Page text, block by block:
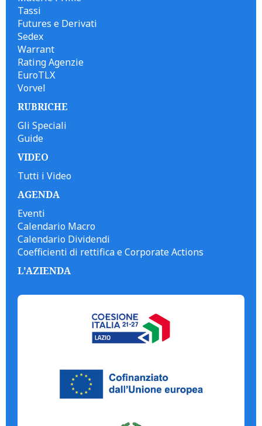
Tassi
Futures e Derivati
Sedex
Warrant
Rating Agenzie
EuroTLX
Vorvel
RUBRICHE
Gli Speciali
Guide
VIDEO
Tutti i Video
AGENDA
Eventi
Calendario Macro
Calendario Dividendi
Coefficienti di rettifica e Corporate Actions
L'AZIENDA